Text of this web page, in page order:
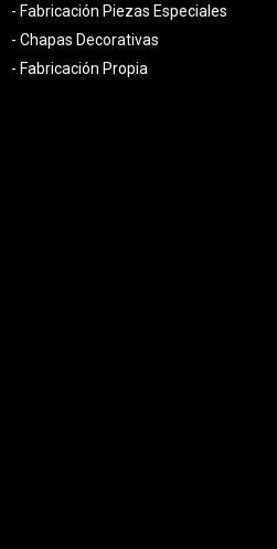
- Fabricación Piezas Especiales
- Chapas Decorativas
- Fabricación Propia